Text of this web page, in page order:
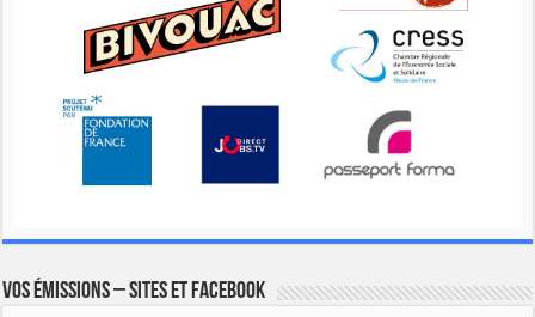
Vos émissions – Sites et Facebook